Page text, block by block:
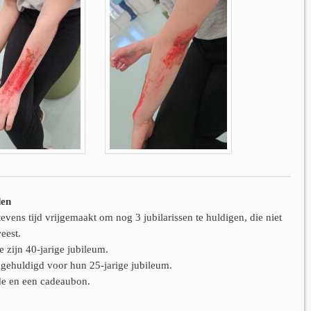
tijd vrijgemaakt om nog 3 jubilarissen te huldigen, die niet
zijn 40-jarige jubileum.
voor hun 25-jarige jubileum.
en een cadeaubon.